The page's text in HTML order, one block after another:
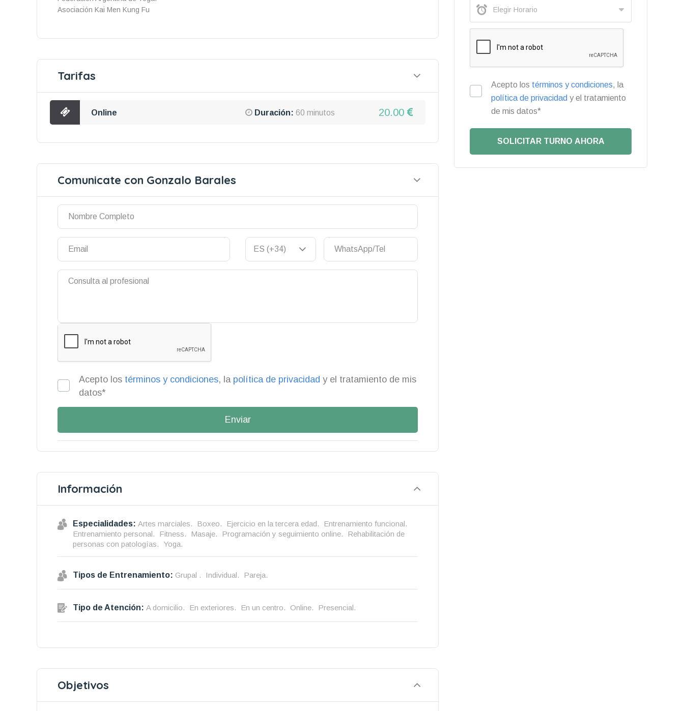
Asociación Kai Men Kung Fu
Tarifas
Online Duración: 60 minutos 20.00
Comunicate con Gonzalo Barales
Acepto los términos y condiciones, la política de privacidad y el tratamiento de mis
datos*
Enviar
Información
Especialidades: Artes marciales. Boxeo. Ejercicio en la tercera edad.
Entrenamiento funcional.
Entrenamiento personal.
Fitness. Masaje. Programación y seguimiento online.
Rehabilitación de
personas con patologías.
Yoga.
Tipos de Entrenamiento: Grupal . Individual. Pareja.
Tipo de Atención: A domicilio. En exteriores. En un centro. Online. Presencial.
Objetivos
Acepto los términos y condiciones, la
política de privacidad y el tratamiento
de mis datos*